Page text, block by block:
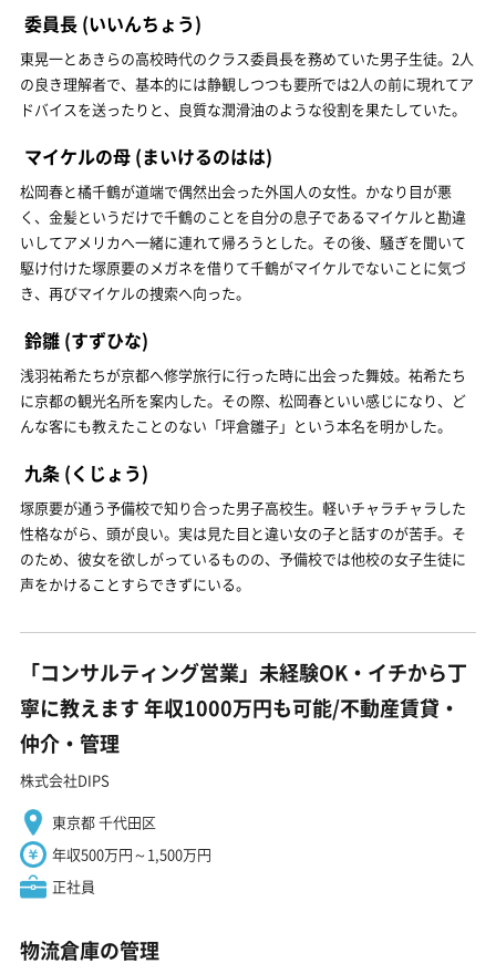
委員長 (いいんちょう)
東晃一とあきらの高校時代のクラス委員長を務めていた男子生徒。2人
の良き理解者で、基本的には静観しつつも要所では2人の前に現れてア
ドバイスを送ったりと、良質な潤滑油のような役割を果たしていた。
マイケルの母 (まいけるのはは)
松岡春と橘千鶴が道端で偶然出会った外国人の女性。かなり目が悪
く、金髪というだけで千鶴のことを自分の息子であるマイケルと勘違
いしてアメリカへ一緒に連れて帰ろうとした。その後、騒ぎを聞いて
駆け付けた塚原要のメガネを借りて千鶴がマイケルでないことに気づ
き、再びマイケルの捜索へ向った。
鈴雛 (すずひな)
浅羽祐希たちが京都へ修学旅行に行った時に出会った舞妓。祐希たち
に京都の観光名所を案内した。その際、松岡春といい感じになり、ど
んな客にも教えたことのない「坪倉雛子」という本名を明かした。
九条 (くじょう)
塚原要が通う予備校で知り合った男子高校生。軽いチャラチャラした
性格ながら、頭が良い。実は見た目と違い女の子と話すのが苦手。そ
のため、彼女を欲しがっているものの、予備校では他校の女子生徒に
声をかけることすらできずにいる。
「コンサルティング営業」未経験OK・イチから丁
寧に教えます 年収1000万円も可能/不動産賃貸・
仲介・管理
株式会社DIPS
東京都 千代田区
年収500万円～1,500万円
正社員
物流倉庫の管理